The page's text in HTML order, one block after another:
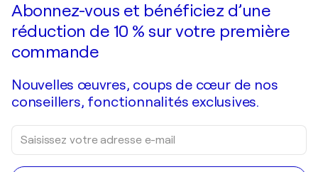
Je passe commande
Abonnez-vous et bénéficiez d’une
réduction de 10 % sur votre première
commande
Nouvelles œuvres, coups de cœur de nos
conseillers, fonctionnalités exclusives.